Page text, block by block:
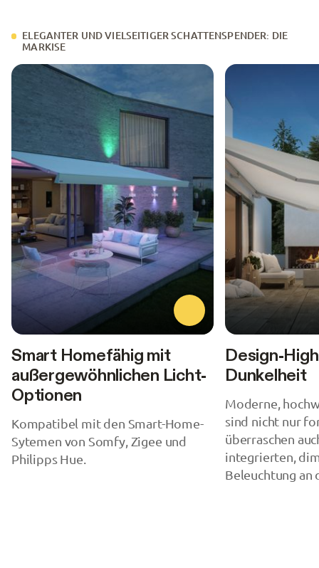
ELEGANTER UND VIELSEITIGER SCHATTENSPENDER: DIE
MARKISE
Smart Homefähig mit
außergewöhnlichen Licht-
Optionen
Kompatibel mit den Smart-Home-
Sytemen von Somfy, Zigee und
Philipps Hue.
Design-
Dunkelheit
Moderne,
sind nicht nur
überraschen
integrierten,
Beleuchtung an